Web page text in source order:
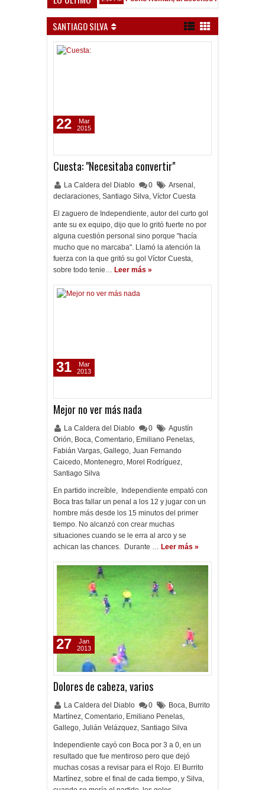
SANTIAGO SILVA
Cuesta: "Necesitaba convertir"
La Caldera del Diablo 0 Arsenal ,
declaraciones, Santiago Silva, Víctor Cuesta
El zaguero de Independiente, autor del curto gol
ante su ex equipo, dijo que lo gritó fuerte no por
alguna cuestión personal sino porque "hacía
mucho que no marcaba". Llamó la atención la
fuerza con la que gritó su gol Víctor Cuesta,
sobre todo tenie… Leer más »
22
Mar
2015
Mejor no ver más nada
La Caldera del Diablo 0
Agustín
Orión, Boca, Comentario, Emiliano Penelas,
Fabián Vargas, Gallego, Juan Fernando
Caicedo, Montenegro, Morel Rodríguez,
Santiago Silva
En partido increíble, Independiente empató con
Boca tras fallar un penal a los 12 y jugar con un
hombre más desde los 15 minutos del primer
tiempo. No alcanzó con crear muchas
situaciones cuando se le erra al arco y se
achican las chances. Durante … Leer más »
31
Mar
2013
Dolores de cabeza, varios
La Caldera del Diablo 0 Boca, Burrito
Martínez, Comentario, Emiliano Penelas,
Gallego, Julián Velázquez, Santiago Silva
Independiente cayó con Boca por 3 a 0, en un
resultado que fue mentiroso pero que dejó
muchas cosas a revisar para el Rojo. El Burrito
Martínez, sobre el final de cada tiempo, y Silva,
27
Jan
2013